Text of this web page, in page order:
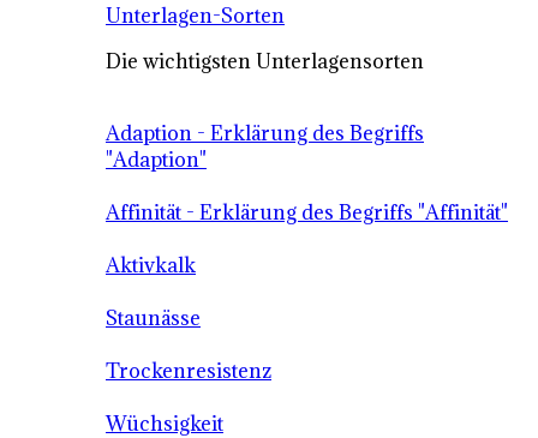
Unterlagen-Sorten
Die wichtigsten Unterlagensorten
Adaption - Erklärung des Begriffs
"Adaption"
Affinität - Erklärung des Begriffs "Affinität"
Aktivkalk
Staunässe
Trockenresistenz
Wüchsigkeit